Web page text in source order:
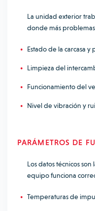
La unidad exterior
donde más
Estado de la carcasa y
Limpieza del
Funcionamiento del
Nivel de vibración y
PARÁMETROS DE
Los datos técnicos
equipo funciona
Temperaturas de